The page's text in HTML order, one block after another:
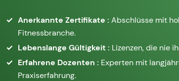
Anerkannte Zertifikate : Abschlüsse mit
Fitnessbranche.
Lebenslange Gültigkeit : Lizenzen, die nie
Erfahrene Dozenten : Experten mit
Praxiserfahrung.